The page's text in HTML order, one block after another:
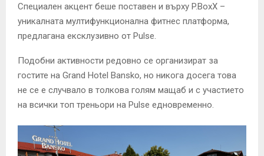
Специален акцент беше поставен и върху P.BoxX –
уникалната мултифункционална фитнес платформа,
предлагана ексклузивно от Pulse.
Подобни активности редовно се организират за
гостите на Grand Hotel Bansko, но никога досега това
не се е случвало в толкова голям мащаб и с участието
на всички топ треньори на Pulse едновременно.